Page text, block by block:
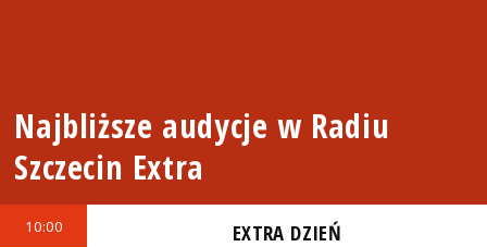
Najbliższe audycje w Radiu
Szczecin Extra
10:00 EXTRA DZIEŃ